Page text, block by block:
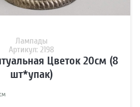
Лампады
Артикул: 2198
Цветок 20см (8
шт*упак)